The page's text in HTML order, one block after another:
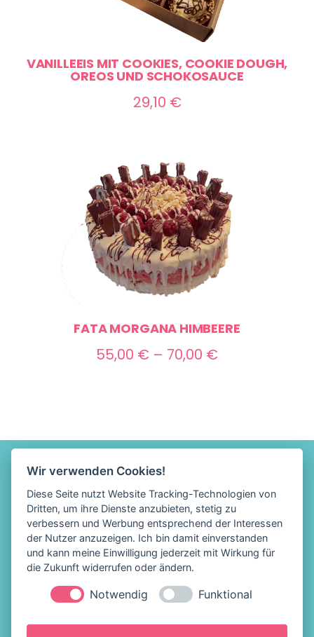
VANILLEEIS MIT COOKIES, COOKIE DOUGH,
OREOS UND SCHOKOSAUCE
29,10 €
FATA MORGANA HIMBEERE
55,00 € – 70,00 €Preisspanne:
Löffelhelden Eis &
Wir verwenden Cookies!
Diese Seite nutzt Website Tracking-Technologien von
Dritten, um ihre Dienste anzubieten, stetig zu
verbessern und Werbung entsprechend der Interessen
der Nutzer anzuzeigen. Ich bin damit einverstanden
und kann meine Einwilligung jederzeit mit Wirkung für
die Zukunft widerrufen oder ändern.
Notwendig Funktional